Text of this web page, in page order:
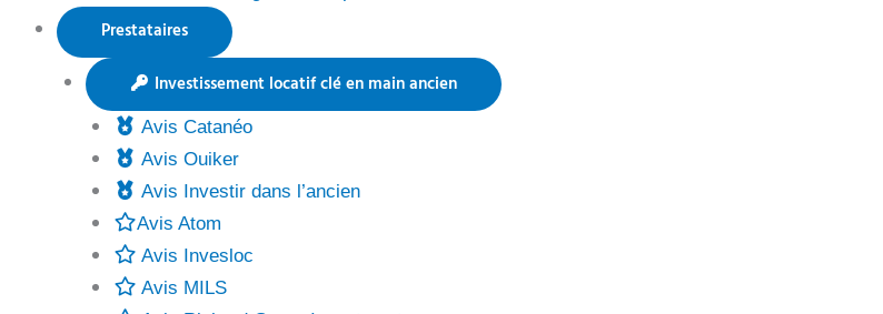
Prestataires
Investissement locatif clé en main ancien
Avis Catanéo
Avis Ouiker
Avis Investir dans l’ancien
Avis Atom
Avis Invesloc
Avis MILS